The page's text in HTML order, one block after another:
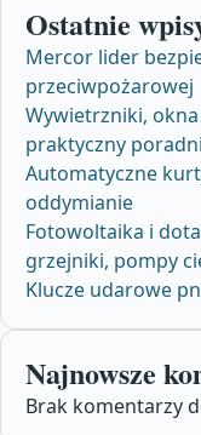
Ostatnie
Mercor lider
przeciwpożarowej
Wywietrzniki,
praktyczny
Automatyczne
oddymianie
Fotowoltaika i
grzejniki, pompy
Klucze udarowe
Najnowsze
Brak komentarzy